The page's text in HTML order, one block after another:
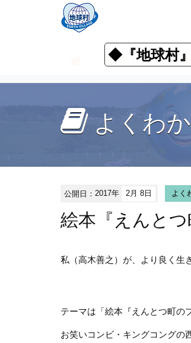
◆『地球村
お知らせ よく
よくわ
公開日：2017年 2月 8日 よく
絵本『えんとつ
私（高木善之）が、より良く生
テーマは「絵本『えんとつ町の
お笑いコンビ・キングコングの